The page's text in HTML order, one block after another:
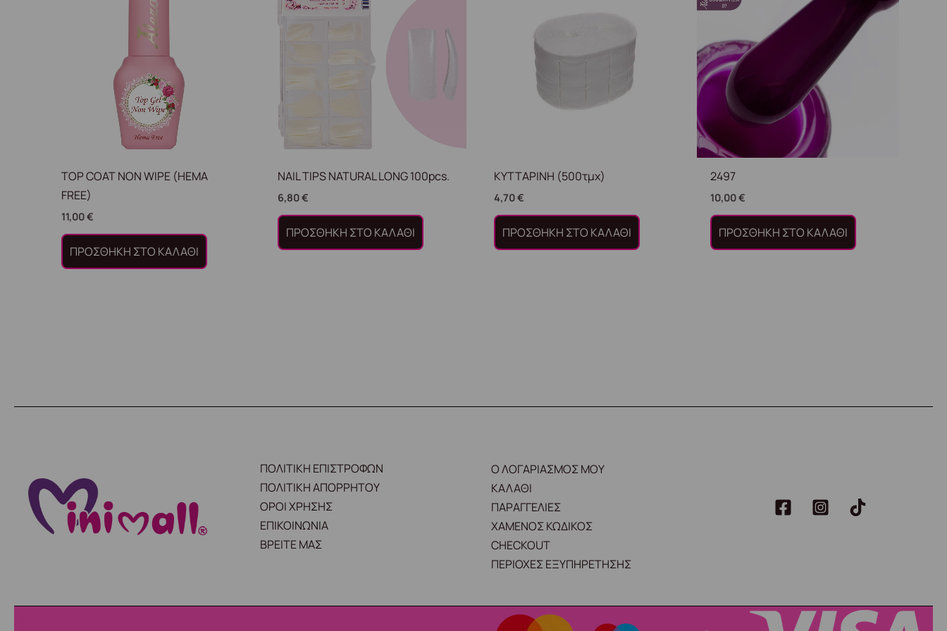
TOP COAT NON WIPE (HEMA
FREE)
11,00€
ΠΡΟΣΘΉΚΗ ΣΤΟ ΚΑΛΆΘΙ
NAIL TIPS NATURAL LONG 100pcs.
6,80€
ΠΡΟΣΘΉΚΗ ΣΤΟ ΚΑΛΆΘΙ
ΚΥΤΤΑΡΙΝΗ (500τμχ)
4,70€
ΠΡΟΣΘΉΚΗ ΣΤΟ ΚΑΛΆΘΙ
2497
10,00€
ΠΡΟΣΘΉΚΗ ΣΤΟ ΚΑΛΆΘΙ
ΠΟΛΙΤΙΚΗ ΕΠΙΣΤΡΟΦΩΝ
ΠΟΛΙΤΙΚΗ ΑΠΟΡΡΗΤΟΥ
ΟΡΟΙ ΧΡΗΣΗΣ
ΕΠΙΚΟΙΝΩΝΙΑ
ΒΡΕΙΤΕ ΜΑΣ
Ο ΛΟΓΑΡΙΑΣΜΟΣ ΜΟΥ
ΚΑΛΑΘΙ
ΠΑΡΑΓΓΕΛΙΕΣ
ΧΑΜΕΝΟΣ ΚΩΔΙΚΟΣ
CHECKOUT
ΠΕΡΙΟΧΕΣ ΕΞΥΠΗΡΕΤΗΣΗΣ